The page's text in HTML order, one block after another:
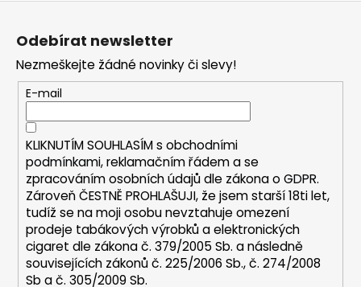
j
í
t
?
HLEDAT
D
o
Odebírat newsletter
Nezmeškejte žádné novinky či slevy!
E-mail
KLIKNUTÍM SOUHLASÍM s obchodními
podmínkami,reklamačním řádem a se
zpracováním osobních údajů dle zákona oGDPR.
Zároveň ČESTNĚ PROHLAŠUJI, že jsem starší 18ti let,
tudíž se na moji osobu nevztahuje omezení
prodeje tabákových výrobků a elektronických
cigaret dle zákona č. 379/2005 Sb. a následně
souvisejících zákonů č. 225/2006 Sb., č. 274/2008
Sb a č. 305/2009 Sb.